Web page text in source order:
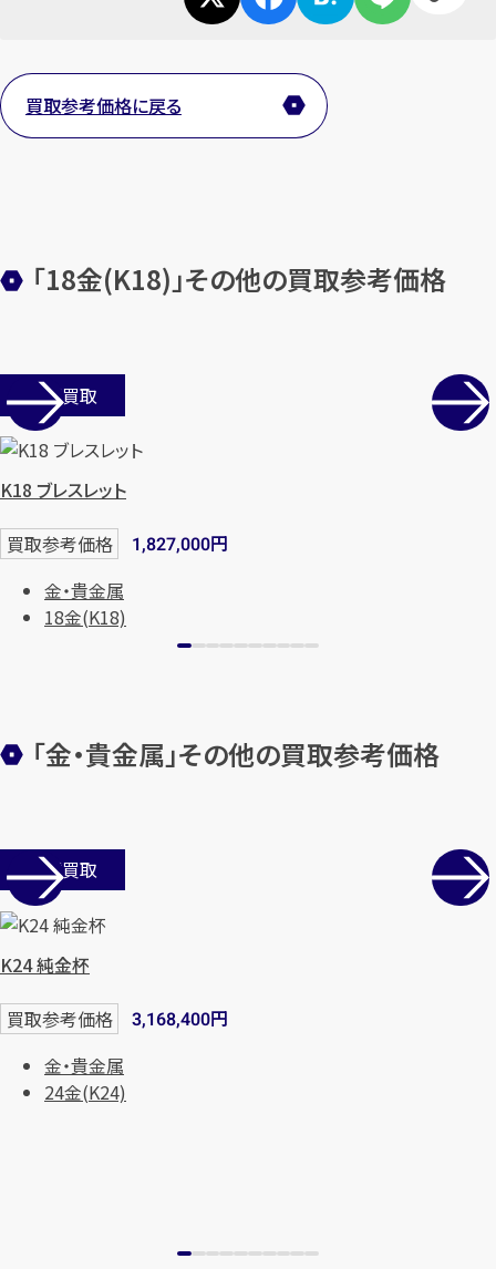
1
【総合受付】24時間・年中無休(年末年始除く)
買取参考価格に戻る
「18金(K18)」その他の買取参考価格
店舗買取
K18 ブレスレット
買取参考価格 1,827,000円
金・貴金属
18金(K18)
「金・貴金属」その他の買取参考価格
店舗買取
K24 純金杯
買取参考価格 3,168,400円
金・貴金属
24金(K24)